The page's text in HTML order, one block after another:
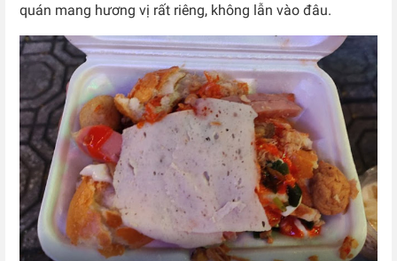
quán mang hương vị rất riêng, không lẫn vào đâu.